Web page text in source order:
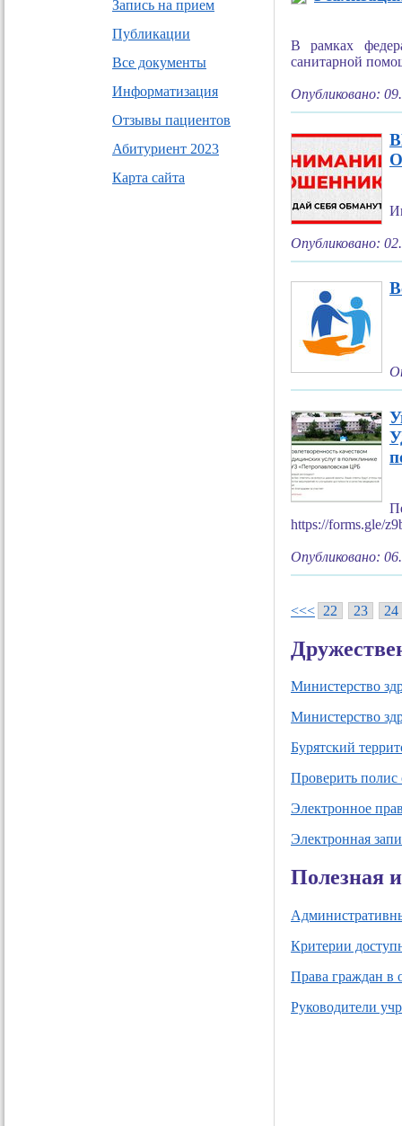
Запись на прием
Публикации
Все документы
Информатизация
Отзывы пациентов
Абитуриент 2023
Карта сайта
В рамках
санитарной
Опубликовано:
Опубликовано:
https://forms.gle/
Опубликовано:
<<< 22 23 24
Министерство
Министерство
Бурятский
Проверить полис
Электронное
Электронная
Полезная
Критерии
Права граждан в
Руководители